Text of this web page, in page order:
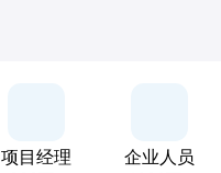
项目经理 企业人员